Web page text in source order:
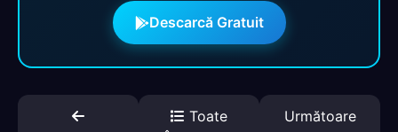
Descarcă Gratuit
Toate
Următoare